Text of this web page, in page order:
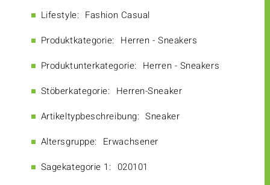
Lifestyle: Fashion Casual
Produktkategorie: Herren - Sneakers
Produktunterkategorie: Herren - Sneakers
Stöberkategorie: Herren-Sneaker
Artikeltypbeschreibung: Sneaker
Altersgruppe: Erwachsener
Sagekategorie 1: 020101